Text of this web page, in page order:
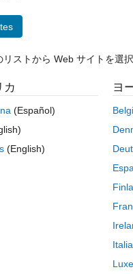
1 回答
3 3 2 3];
I can get arithmetic
0 1 1 0 0]
in binary.
codelength to get code
リストから Web サイトを選
カ
(Español)
(English)
ヨ
Italia